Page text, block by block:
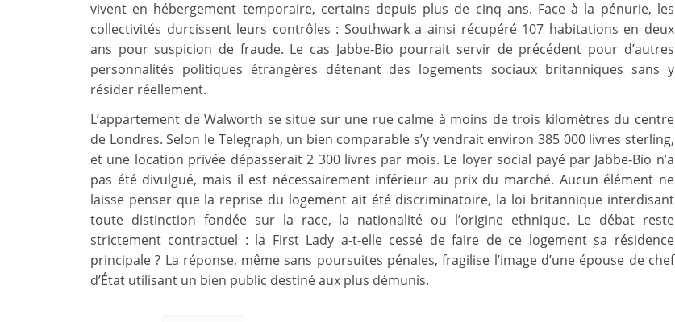
vivent en hébergement temporaire, certains depuis plus de cinq ans. Face à la pénurie, les
collectivités durcissent leurs contrôles : Southwark a ainsi récupéré 107 habitations en deux
ans pour suspicion de fraude. Le cas Jabbe‑Bio pourrait servir de précédent pour d’autres
personnalités politiques étrangères détenant des logements sociaux britanniques sans y
résider réellement.
L’appartement de Walworth se situe sur une rue calme à moins de trois kilomètres du centre
de Londres. Selon le Telegraph, un bien comparable s’y vendrait environ 385 000 livres sterling,
et une location privée dépasserait 2 300 livres par mois. Le loyer social payé par Jabbe‑Bio n’a
pas été divulgué, mais il est nécessairement inférieur au prix du marché. Aucun élément ne
laisse penser que la reprise du logement ait été discriminatoire, la loi britannique interdisant
toute distinction fondée sur la race, la nationalité ou l’origine ethnique. Le débat reste
strictement contractuel : la First Lady a‑t‑elle cessé de faire de ce logement sa résidence
principale ? La réponse, même sans poursuites pénales, fragilise l’image d’une épouse de chef
d’État utilisant un bien public destiné aux plus démunis.